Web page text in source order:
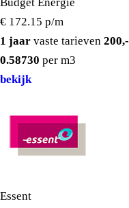
€ 172.15 p/m
1 jaar vaste tarieven 200,-
0.58730 per m3
bekijk
Essent